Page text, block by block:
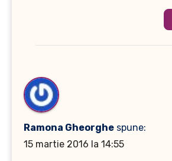
Ramona Gheorghe spune:
15 martie 2016 la 14:55